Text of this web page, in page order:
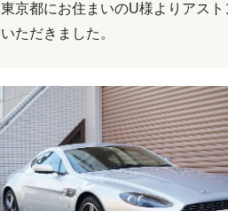
東京都にお住まいのU様よりアス
いただきました。